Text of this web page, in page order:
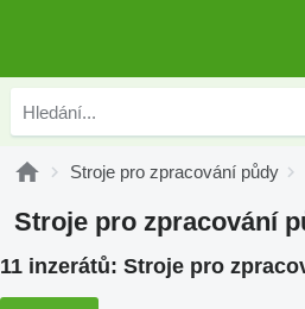
Stroje pro zpracování půdy
Stroje pro zpracování
11 inzerátů: Stroje pro